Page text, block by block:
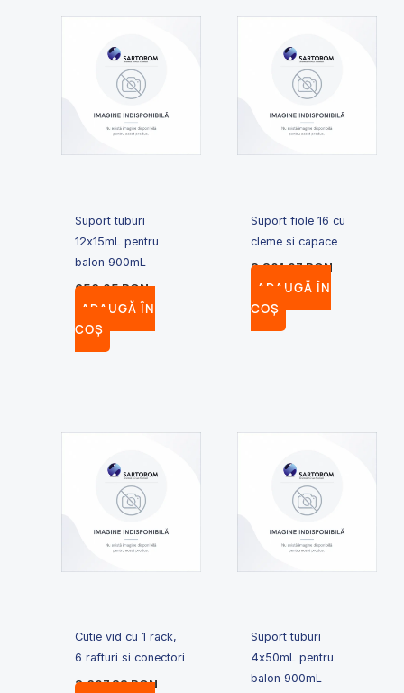
Suport tuburi
12x15mL pentru
balon 900mL
656.05RON
ADAUGĂ ÎN
COȘ
Suport fiole 16 cu
cleme si capace
3,301.07RON
ADAUGĂ ÎN
COȘ
Cutie vid cu 1 rack,
6 rafturi si conectori
3,607.22RON
Suport tuburi
4x50mL pentru
balon 900mL